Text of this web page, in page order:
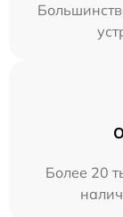
Более 20